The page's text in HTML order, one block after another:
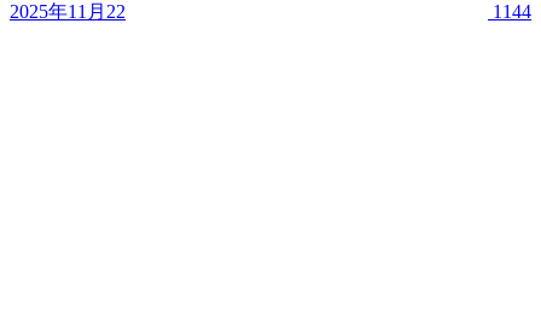
2025年11月22 1144